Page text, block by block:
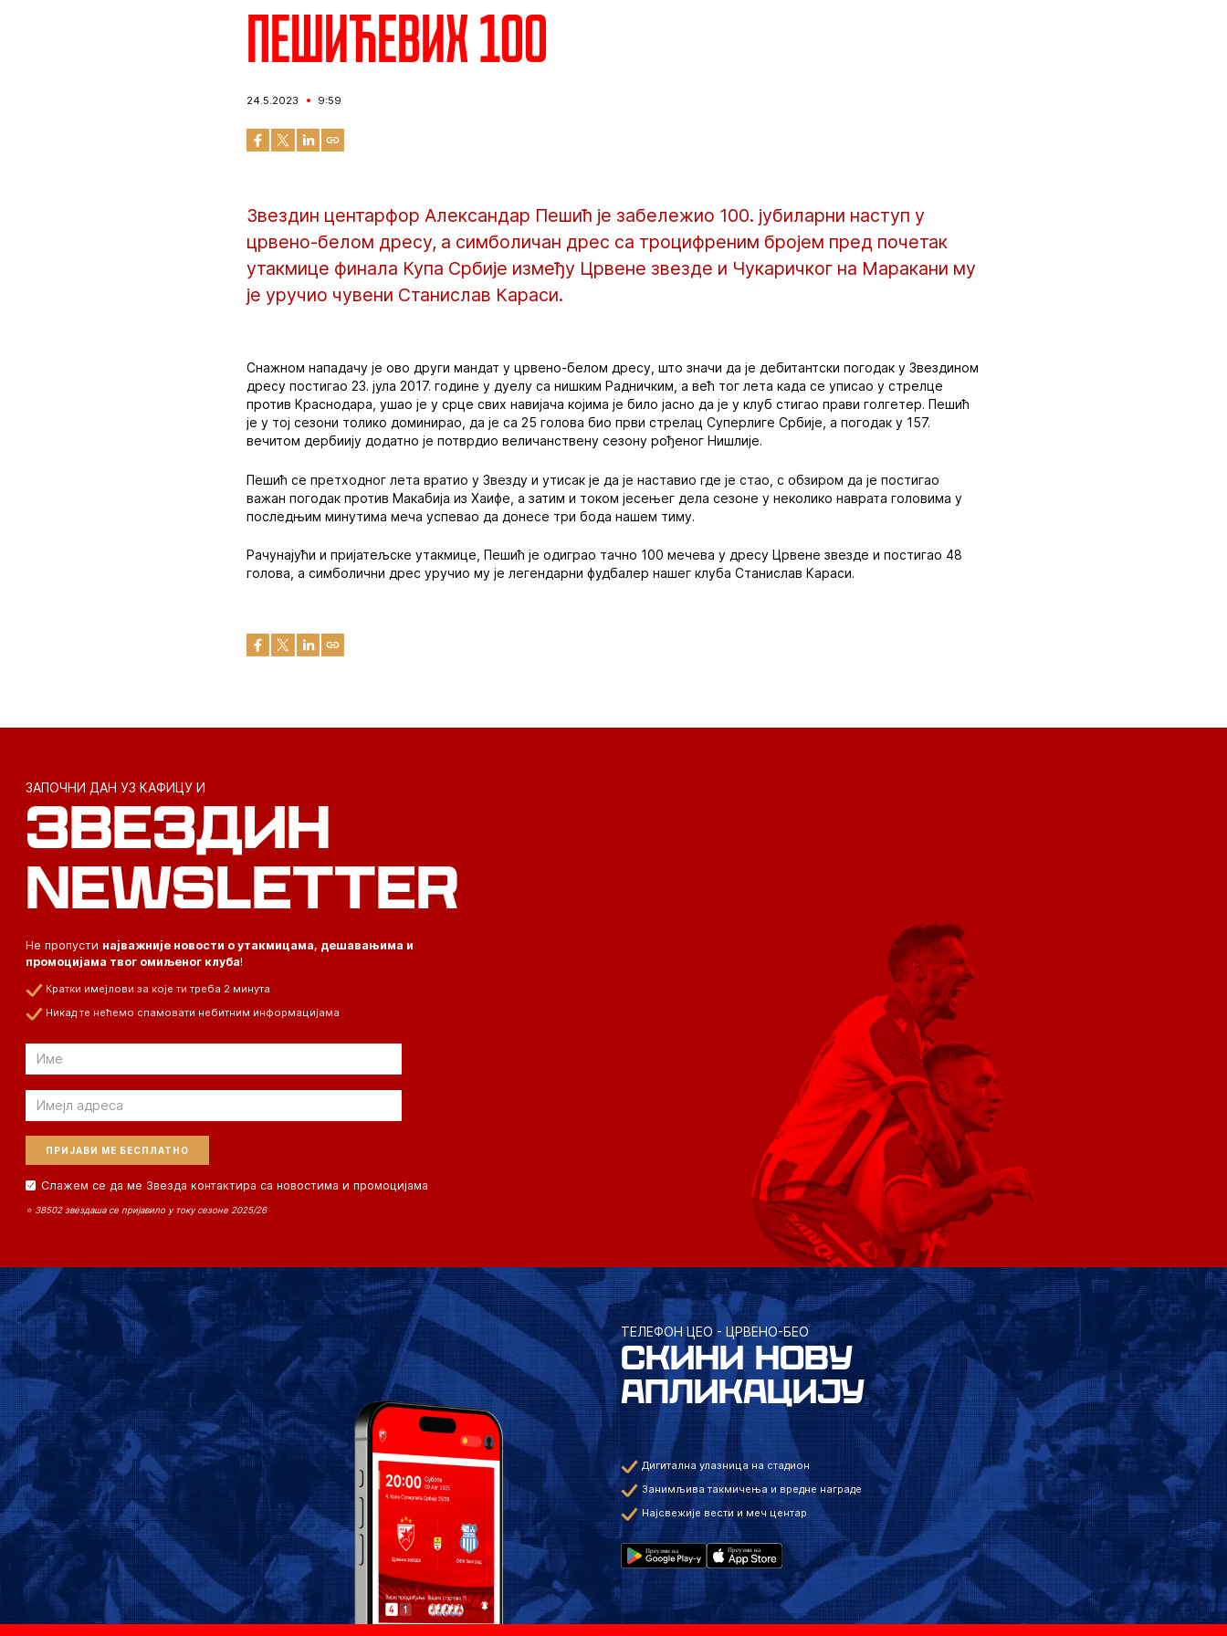
Пешићевих 100
24.5.2023 9:59
Звездин центарфор Александар Пешић је забележио 100. јубиларни наступ у
црвено-белом дресу, а симболичан дрес са троцифреним бројем пред почетак
утакмице финала Купа Србије између Црвене звезде и Чукаричког на Маракани му
је уручио чувени Станислав Караси.
Снажном нападачу је ово други мандат у црвено-белом дресу, што значи да је дебитантски погодак у Звездином
дресу постигао 23. јула 2017. године у дуелу са нишким Радничким, а већ тог лета када се уписао у стрелце
против Краснодара, ушао је у срце свих навијача којима је било јасно да је у клуб стигао прави голгетер. Пешић
је у тој сезони толико доминирао, да је са 25 голова био први стрелац Суперлиге Србије, а погодак у 157.
вечитом дербиију додатно је потврдио величанствену сезону рођеног Нишлије.
Пешић се претходног лета вратио у Звезду и утисак је да је наставио где је стао, с обзиром да је постигао
важан погодак против Макабија из Хаифе, а затим и током јесењег дела сезоне у неколико наврата головима у
последњим минутима меча успевао да донесе три бода нашем тиму.
Рачунајући и пријатељске утакмице, Пешић је одиграо тачно 100 мечева у дресу Црвене звезде и постигао 48
голова, а симболични дрес уручио му је легендарни фудбалер нашег клуба Станислав Караси.
ЗАПОЧНИ ДАН УЗ КАФИЦУ И
ЗВЕЗДИН
NEWSLETTER
Не пропусти најважније новости о утакмицама, дешавањима и
промоцијама твог омиљеног клуба!
Кратки имејлови за које ти треба 2 минута
Никад те нећемо спамовати небитним информацијама
Email
Email
Слажем се да ме Звезда контактира са новостима и промоцијама
⭐ 38502 звездаша се пријавило у току сезоне 2025/26
ТЕЛЕФОН ЦЕО - ЦРВЕНО-БЕО
СКИНИ НОВУ
АПЛИКАЦИЈУ
Дигитална улазница на стадион
Занимљива такмичења и вредне награде
Најсвежије вести и меч центар